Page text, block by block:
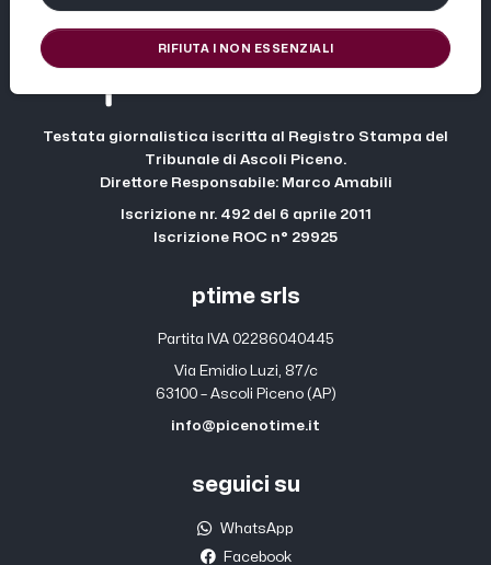
Testata giornalistica iscritta al Registro Stampa del
Tribunale di Ascoli Piceno.
Direttore Responsabile: Marco Amabili
Iscrizione nr. 492 del 6 aprile 2011
Iscrizione ROC n° 29925
ptime srls
Partita IVA 02286040445
Via Emidio Luzi, 87/c
63100 – Ascoli Piceno (AP)
info@picenotime.it
seguici su
WhatsApp
Facebook
RIFIUTA I NON ESSENZIALI